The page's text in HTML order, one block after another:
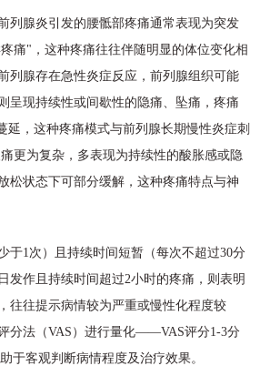
列腺炎引发的腰骶部疼痛通常表现为突发
痛"，这种疼痛往往伴随明显的体位变化相
腺存在急性炎症反应，前列腺组织可能
呈现持续性或间歇性的隐痛、坠痛，疼痛
，这种疼痛模式与前列腺长期慢性炎症刺
更为复杂，多表现为持续性的酸胀感或隐
松状态下可部分缓解，这种疼痛特点与神
于1次）且持续时间短暂（每次不超过30分
发作且持续时间超过2小时的疼痛，则表明
往往提示病情较为严重或慢性化程度较
分法（VAS）进行量化——VAS评分1-3分
于客观判断病情程度及治疗效果。